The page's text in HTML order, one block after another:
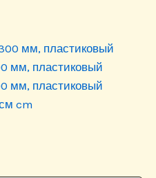
мм, пластиковый
мм, пластиковый
cm